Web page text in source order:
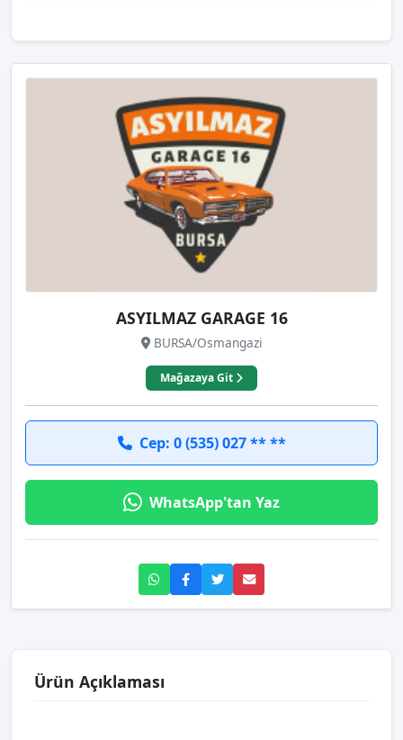
ASYILMAZ GARAGE 16
BURSA/Osmangazi
Mağazaya Git
Cep: 0 (535) 027 ** **
WhatsApp'tan Yaz
Ürün Açıklaması